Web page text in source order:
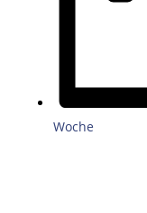
Woche